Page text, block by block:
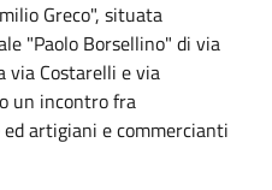
Greco", situata
"Paolo Borsellino" di via
via Costarelli e via
un incontro fra
artigiani e commercianti